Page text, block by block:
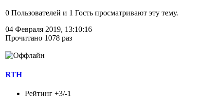
0 Пользователей и 1 Гость просматривают эту тему.
04 Февраля 2019, 13:10:16
Прочитано 1078 раз
RTH
Рейтинг +3/-1